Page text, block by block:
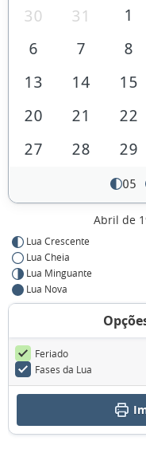
30 31 1
6
7 8
13
14 15
20
21 22
27
28 29
05
Abril de
Lua Crescente
Lua Cheia
Lua Minguante
Lua Nova
Feriado
Fases da Lua